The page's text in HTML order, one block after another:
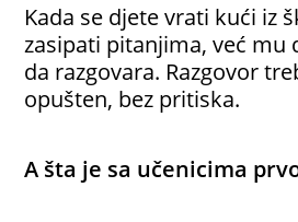
Kada se djete vrati kući iz
zasipati pitanjima, već mu
da razgovara. Razgovor
opušten, bez pritiska.
A šta je sa učenicima